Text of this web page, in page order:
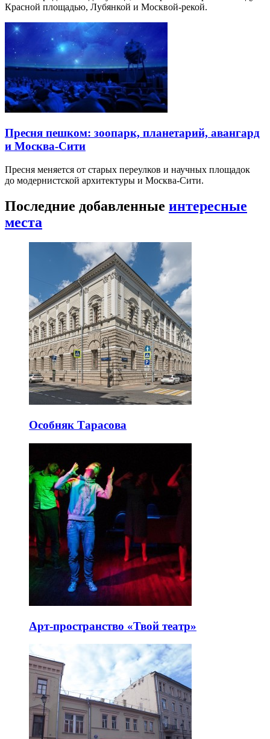
Красной площадью, Лубянкой и Москвой-рекой.
Пресня пешком: зоопарк, планетарий, авангард
и Москва-Сити
Пресня меняется от старых переулков и научных площадок
до модернистской архитектуры и Москва-Сити.
Последние добавленные интересные
места
Особняк Тарасова
Арт-пространство «Твой театр»